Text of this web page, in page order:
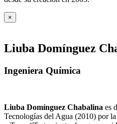
×
Liuba Domínguez
Ingeniera Química
Liuba Domínguez Chabalina es
Tecnologías del Agua (2010) por